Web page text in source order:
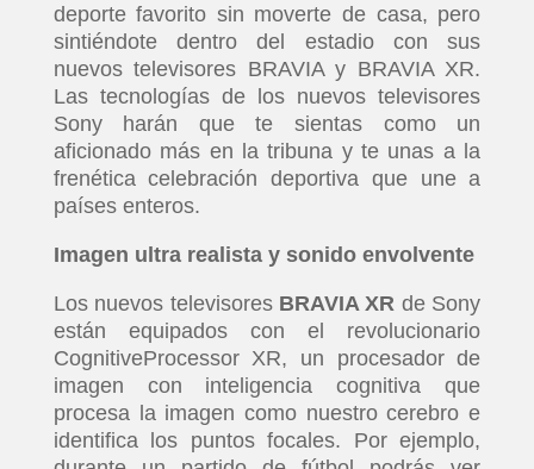
deporte favorito sin moverte de casa, pero
sintiéndote dentro del estadio con sus
nuevos televisores BRAVIA y BRAVIA XR.
Las tecnologías de los nuevos televisores
Sony harán que te sientas como un
aficionado más en la tribuna y te unas a la
frenética celebración deportiva que une a
países enteros.
Imagen ultra realista y sonido envolvente
Los nuevos televisores BRAVIA XR de Sony
están equipados con el revolucionario
CognitiveProcessor XR, un procesador de
imagen con inteligencia cognitiva que
procesa la imagen como nuestro cerebro e
identifica los puntos focales. Por ejemplo,